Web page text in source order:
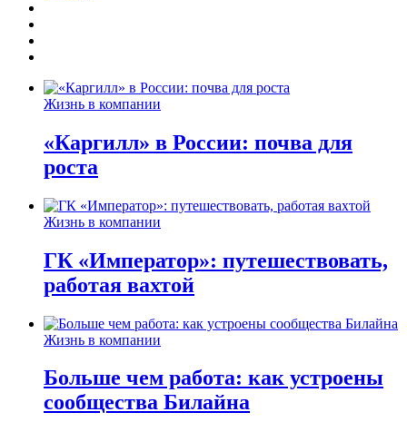
Жизнь в компании
«Каргилл» в России: почва для
роста
Жизнь в компании
ГК «Император»: путешествовать,
работая вахтой
Жизнь в компании
Больше чем работа: как устроены
сообщества Билайна